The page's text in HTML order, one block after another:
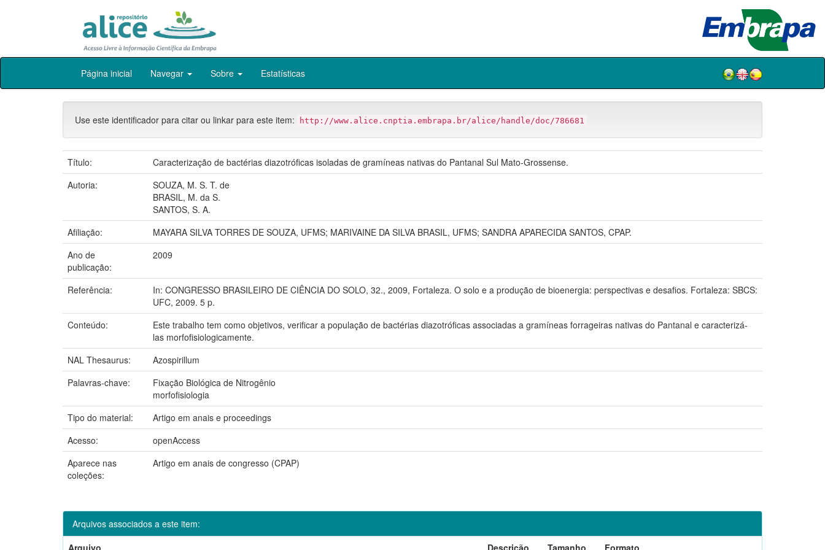
Skip
Página inicial Navegar Sobre Estatísticas
Use este identificador para citar ou linkar para este item: http://www.alice.cnptia.embrapa.br/alice/handle/doc/786681
Título:
Caracterização de bactérias diazotróficas isoladas de gramíneas nativas do Pantanal Sul Mato-Grossense.
Autoria:
SOUZA, M. S. T. de
BRASIL, M. da S.
SANTOS, S. A.
Afiliação:
MAYARA SILVA TORRES DE SOUZA, UFMS; MARIVAINE DA SILVA BRASIL, UFMS; SANDRA APARECIDA SANTOS, CPAP.
Ano de
publicação:
2009
Referência:
In: CONGRESSO BRASILEIRO DE CIÊNCIA DO SOLO, 32., 2009, Fortaleza. O solo e a produção de bioenergia: perspectivas e desafios. Fortaleza: SBCS:
UFC, 2009. 5 p.
Conteúdo:
Este trabalho tem como objetivos, verificar a população de bactérias diazotróficas associadas a gramíneas forrageiras nativas do Pantanal e caracterizá-
las morfofisiologicamente.
NAL Thesaurus:
Azospirillum
Palavras-chave:
Fixação Biológica de Nitrogênio
morfofisiologia
Tipo do material:
Artigo em anais e proceedings
Acesso:
openAccess
Aparece nas
coleções:
Artigo em anais de congresso (CPAP)
Arquivos associados a este item:
Arquivo
Descrição Tamanho Formato